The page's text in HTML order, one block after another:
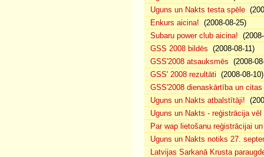
Uguns un Nakts testa spēle
Enkurs aicina! (2008-08-25)
Subaru power club aicina!
GSS 2008 bildēs (2008-08-11)
GSS'2008 atsauksmēs (2008-
GSS' 2008 rezultāti (2008-08-10)
GSS'2008 dienaskārtība un
Uguns un Nakts atbalstītāji!
Uguns un Nakts - reģistrācija
Par wap lietošanu reģistrācijai
Uguns un Nakts notiks 27.
Latvijas Sarkanā Krusta